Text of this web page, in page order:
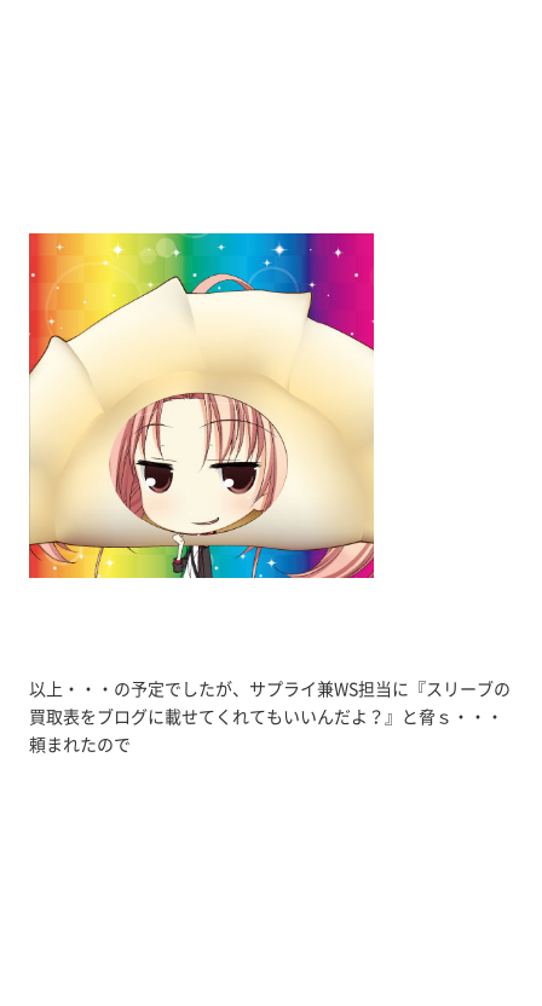
以上・・・の予定でしたが、サプライ兼WS担当に『スリーブの
買取表をブログに載せてくれてもいいんだよ？』と脅ｓ・・・
頼まれたので